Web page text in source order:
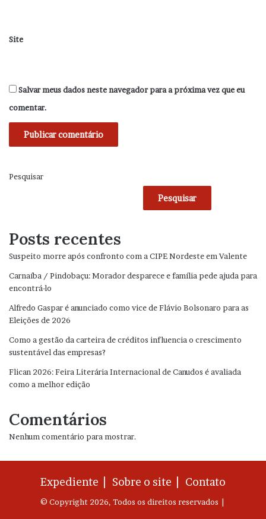
Site
Salvar meus dados neste navegador para a próxima vez que eu
comentar.
Pesquisar
Pesquisar
Posts recentes
Suspeito morre após confronto com a CIPE Nordeste em Valente
Carnaíba / Pindobaçu: Morador desparece e família pede ajuda para
encontrá-lo
Alfredo Gaspar é anunciado como vice de Flávio Bolsonaro para as
Eleições de 2026
Como a gestão da carteira de créditos influencia o crescimento
sustentável das empresas?
Flican 2026: Feira Literária Internacional de Canudos é avaliada
como a melhor edição
Comentários
Nenhum comentário para mostrar.
Expediente | Sobre o site | Contato
© Copyright 2026, Todos os direitos reservados |